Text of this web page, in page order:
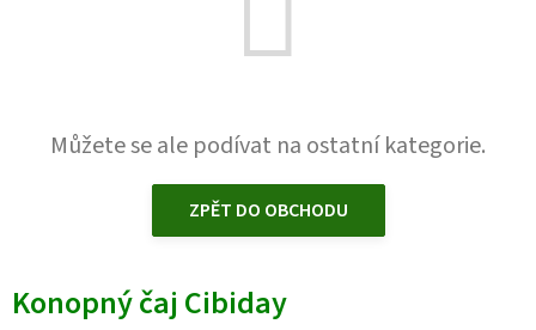
Můžete se ale podívat na ostatní kategorie.
ZPĚT DO OBCHODU
Konopný čaj Cibiday